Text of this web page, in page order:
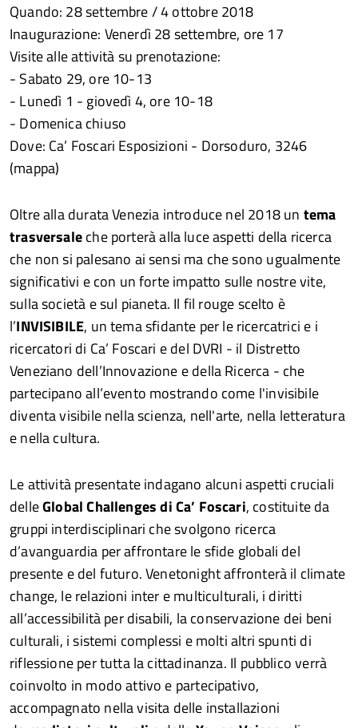
Quando: 28 settembre / 4 ottobre 2018
Inaugurazione: Venerdì 28 settembre, ore 17
Visite alle attività su prenotazione:
- Sabato 29, ore 10-13
- Lunedì 1 - giovedì 4, ore 10-18
- Domenica chiuso
Dove: Ca’ Foscari Esposizioni - Dorsoduro, 3246
(mappa)
Oltre alla durata Venezia introduce nel 2018 un tema
trasversaleche porterà alla luce aspetti della ricerca
che non si palesano ai sensi ma che sono ugualmente
significativi e con un forte impatto sulle nostre vite,
sulla società e sul pianeta. Il fil rouge scelto è
l’INVISIBILE, un tema sfidante per le ricercatrici e i
ricercatori di Ca’ Foscari e del DVRI - il Distretto
Veneziano dell’Innovazione e della Ricerca - che
partecipano all’evento mostrando come l'invisibile
diventa visibile nella scienza, nell'arte, nella letteratura
e nella cultura.
Le attività presentate indagano alcuni aspetti cruciali
delleGlobal Challenges di Ca’ Foscari, costituite da
gruppi interdisciplinari che svolgono ricerca
d’avanguardia per affrontare le sfide globali del
presente e del futuro. Venetonight affronterà il climate
change, le relazioni inter e multiculturali, i diritti
all’accessibilità per disabili, la conservazione dei beni
culturali, i sistemi complessi e molti altri spunti di
riflessione per tutta la cittadinanza. Il pubblico verrà
coinvolto in modo attivo e partecipativo,
accompagnato nella visita delle installazioni